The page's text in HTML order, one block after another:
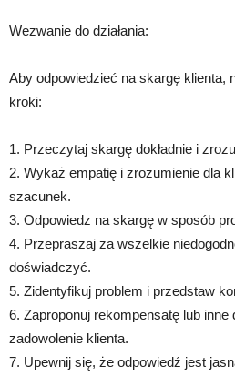
Wezwanie do działania:
Aby odpowiedzieć na skargę klienta,
kroki:
1. Przeczytaj skargę dokładnie i
2. Wykaż empatię i zrozumienie dla
szacunek.
3. Odpowiedz na skargę w sposób
4. Przepraszaj za wszelkie
doświadczyć.
5. Zidentyfikuj problem i przedstaw
6. Zaproponuj rekompensatę lub inne
zadowolenie klienta.
7. Upewnij się, że odpowiedź jest